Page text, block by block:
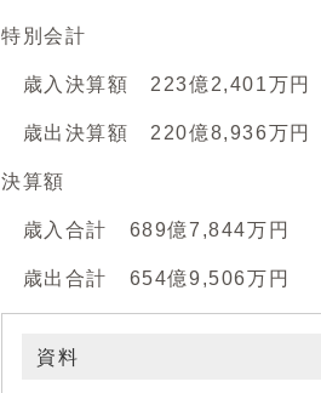
特別会計
歳入決算額 223億2,401万円
歳出決算額 220億8,936万円
決算額
歳入合計 689億7,844万円
歳出合計 654億9,506万円
資料